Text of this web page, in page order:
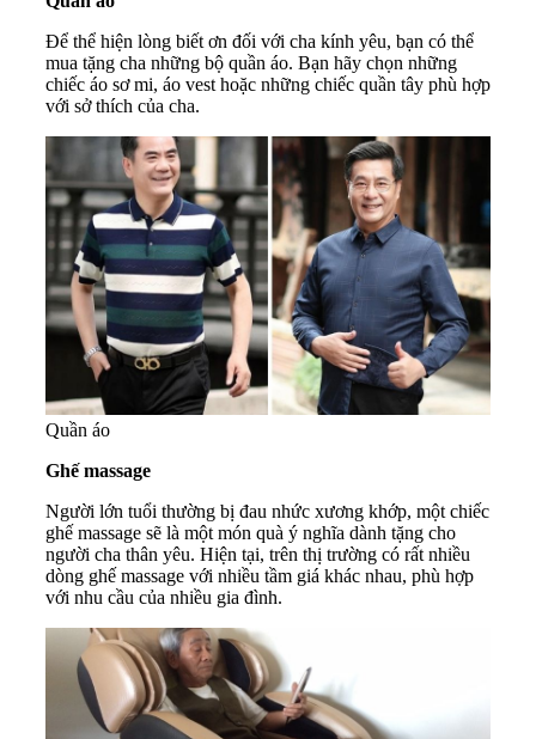
Để thể hiện lòng biết ơn đối với cha kính yêu, bạn có thể
mua tặng cha những bộ quần áo. Bạn hãy chọn những
chiếc áo sơ mi, áo vest hoặc những chiếc quần tây phù hợp
với sở thích của cha.
Quần áo
Ghế massage
Người lớn tuổi thường bị đau nhức xương khớp, một chiếc
ghế massage sẽ là một món quà ý nghĩa dành tặng cho
người cha thân yêu. Hiện tại, trên thị trường có rất nhiều
dòng ghế massage với nhiều tầm giá khác nhau, phù hợp
với nhu cầu của nhiều gia đình.